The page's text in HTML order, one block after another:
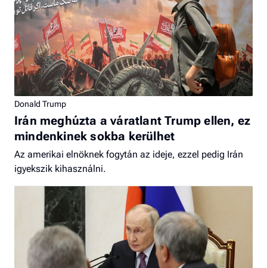
Donald Trump
Irán meghúzta a váratlant Trump ellen, ez
mindenkinek sokba kerülhet
Az amerikai elnöknek fogytán az ideje, ezzel pedig Irán
igyekszik kihasználni.